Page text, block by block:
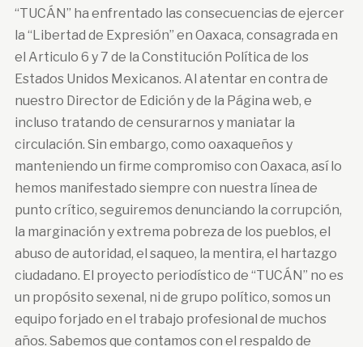
“TUCÁN” ha enfrentado las consecuencias de ejercer
la “Libertad de Expresión” en Oaxaca, consagrada en
el Articulo 6 y 7 de la Constitución Política de los
Estados Unidos Mexicanos. Al atentar en contra de
nuestro Director de Edición y de la Página web, e
incluso tratando de censurarnos y maniatar la
circulación. Sin embargo, como oaxaqueños y
manteniendo un firme compromiso con Oaxaca, así lo
hemos manifestado siempre con nuestra línea de
punto crítico, seguiremos denunciando la corrupción,
la marginación y extrema pobreza de los pueblos, el
abuso de autoridad, el saqueo, la mentira, el hartazgo
ciudadano. El proyecto periodístico de “TUCÁN” no es
un propósito sexenal, ni de grupo político, somos un
equipo forjado en el trabajo profesional de muchos
años. Sabemos que contamos con el respaldo de